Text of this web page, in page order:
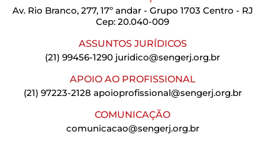
Av. Rio Branco, 277, 17º andar - Grupo 1703 Centro - RJ
Cep: 20.040-009
ASSUNTOS JURÍDICOS
(21) 99456-1290 juridico@sengerj.org.br
APOIO AO PROFISSIONAL
(21) 97223-2128 apoioprofissional@sengerj.org.br
COMUNICAÇÃO
comunicacao@sengerj.org.br